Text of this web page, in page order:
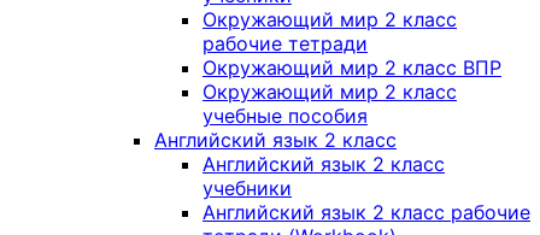
Окружающий мир 2 класс
рабочие тетради
Окружающий мир 2 класс ВПР
Окружающий мир 2 класс
учебные пособия
Английский язык 2 класс
Английский язык 2 класс
учебники
Английский язык 2 класс рабочие